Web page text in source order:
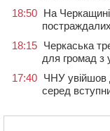
18:50 На Черкащині
18:15 Черкаська
для громад з
17:40 ЧНУ увійшов
серед